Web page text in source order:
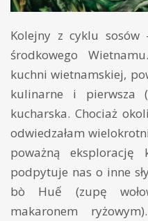
Kolejny z cyklu sosów
środkowego
kuchni wietnamskiej,
kulinarne i pierwsza
kucharska. Chociaż
odwiedzałam
poważną
podpytuje nas o inne
bò Huế (zupę
makaronem